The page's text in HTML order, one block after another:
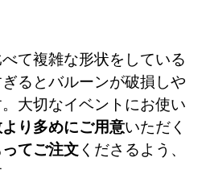
て複雑な形状をしている
るとバルーンが破損しや
大切なイベントにお使い
り多めにご用意いただく
てご注文 くださるよう、